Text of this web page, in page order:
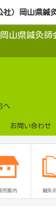
公益社団法人
岡山県鍼灸師
へ
お問い合わせ
所案内 鍼灸
社）岡山県鍼